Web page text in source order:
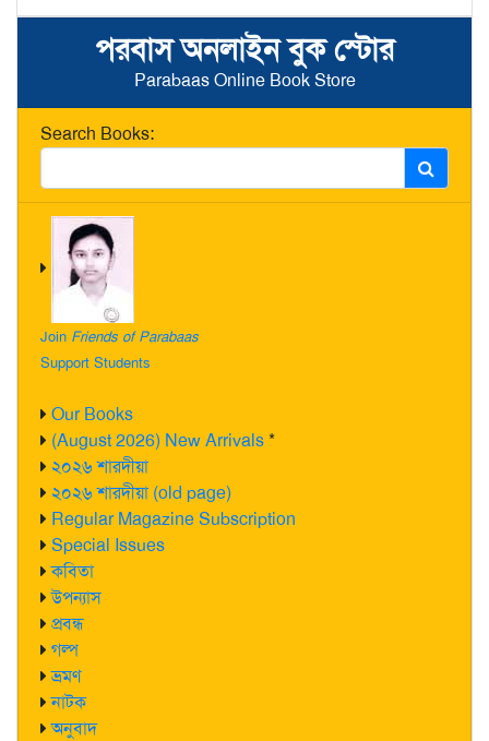
পরবাস অনলাইন বুক স্টোর
Parabaas Online Book Store
Search Books:
Join Friends of Parabaas
Support Students
Our Books
(August 2026) New Arrivals*
২০২৬ শারদীয়া
২০২৬ শারদীয়া (old page)
Regular Magazine Subscription
Special Issues
কবিতা
উপন্যাস
প্রবন্ধ
গল্প
ভ্রমণ
নাটক
অনুবাদ